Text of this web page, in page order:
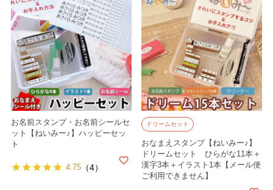
お名前スタンプ・お名前シールセ
ット【ねいみー♪】ハッピーセッ
ト
4.75（4）
ドリームセット
おなまえスタンプ【ねいみー♪】
ドリームセット ひらがな11本＋
漢字3本＋イラスト1本【メール便
ご利用できません】